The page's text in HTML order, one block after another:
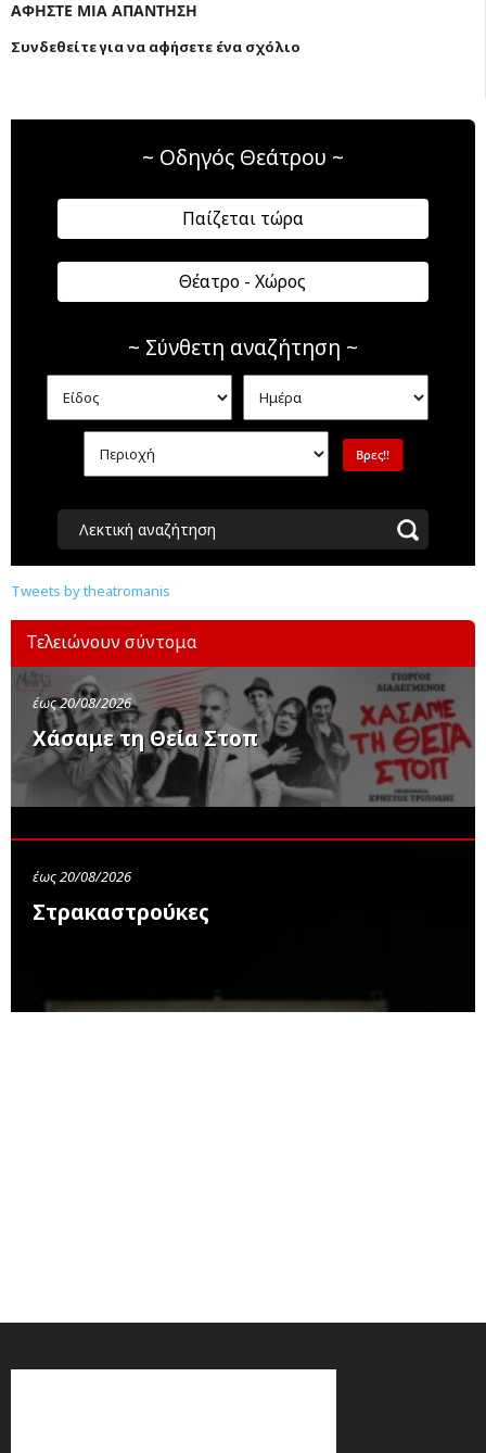
ΑΦΗΣΤΕ ΜΙΑ ΑΠΑΝΤΗΣΗ
Συνδεθείτε για να αφήσετε ένα σχόλιο
~ Οδηγός Θεάτρου ~
Παίζεται τώρα
Θέατρο - Χώρος
~ Σύνθετη αναζήτηση ~
Λεκτική αναζήτηση
Tweets by theatromanis
Τελειώνουν σύντομα
έως 20/08/2026
Χάσαμε τη Θεία Στοπ
έως 20/08/2026
Στρακαστρούκες